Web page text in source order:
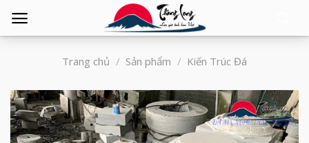
Trang chủ / Sản phẩm / Kiến Trúc Đá